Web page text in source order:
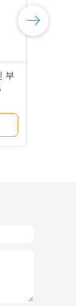
부